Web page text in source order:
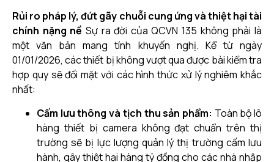
Rủi ro pháp lý, đứt gãy chuỗi cung ứng và thiệt hại tài
chính nặng nề Sự ra đời của QCVN 135 không phải là
một văn bản mang tính khuyến nghị. Kể từ ngày
01/01/2026, các thiết bị không vượt qua được bài kiểm tra
hợp quy sẽ đối mặt với các hình thức xử lý nghiêm khắc
nhất:
Cấm lưu thông và tịch thu sản phẩm: Toàn bộ lô
hàng thiết bị camera không đạt chuẩn trên thị
trường sẽ bị lực lượng quản lý thị trường cấm lưu
hành, gây thiệt hại hàng tỷ đồng cho các nhà nhập